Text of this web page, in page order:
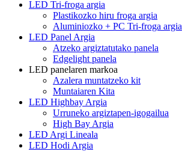
LED Tri-froga argia
Plastikozko hiru froga argia
Aluminiozko + PC Tri-froga argia
LED Panel Argia
Atzeko argiztatutako panela
Edgelight panela
LED panelaren markoa
Azalera muntatzeko kit
Muntaiaren Kita
LED Highbay Argia
Urruneko argiztapen-igogailua
High Bay Argia
LED Argi Lineala
LED Hodi Argia